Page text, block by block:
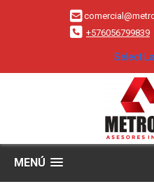
+576056799839
Select
MENÚ